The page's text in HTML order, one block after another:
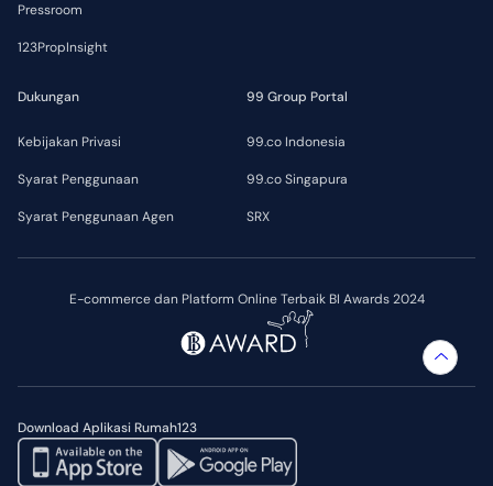
E-commerce dan Platform Online Terbaik BI Awards 2024
Download Aplikasi Rumah123
Pressroom
123PropInsight
Dukungan
Kebijakan Privasi
Syarat Penggunaan
Syarat Penggunaan Agen
99 Group Portal
99.co Indonesia
99.co Singapura
SRX